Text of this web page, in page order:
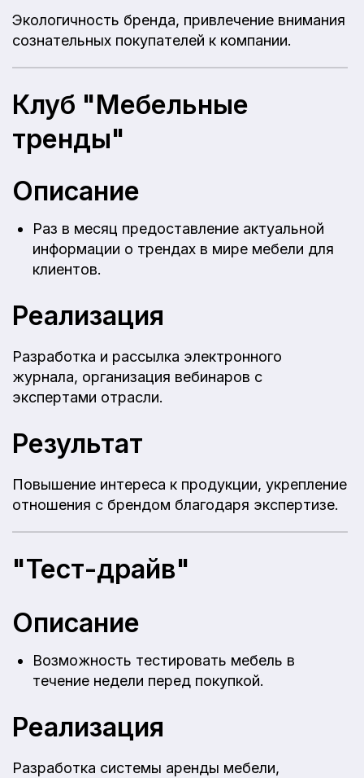
Экологичность бренда, привлечение внимания
сознательных покупателей к компании.
Клуб "Мебельные
тренды"
Описание
Раз в месяц предоставление актуальной
информации о трендах в мире мебели для
клиентов.
Реализация
Разработка и рассылка электронного
журнала, организация вебинаров с
экспертами отрасли.
Результат
Повышение интереса к продукции, укрепление
отношения с брендом благодаря экспертизе.
"Тест-драйв"
Описание
Возможность тестировать мебель в
течение недели перед покупкой.
Реализация
Разработка системы аренды мебели,